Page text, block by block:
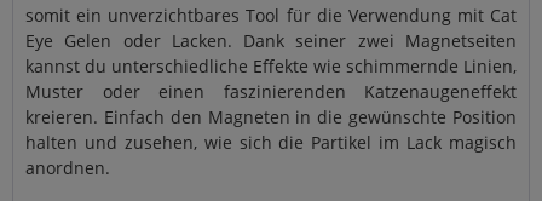
somit ein unverzichtbares Tool für die Verwendung mit Cat
Eye Gelen oder Lacken. Dank seiner zwei Magnetseiten
kannst du unterschiedliche Effekte wie schimmernde Linien,
Muster oder einen faszinierenden Katzenaugeneffekt
kreieren. Einfach den Magneten in die gewünschte Position
halten und zusehen, wie sich die Partikel im Lack magisch
anordnen.